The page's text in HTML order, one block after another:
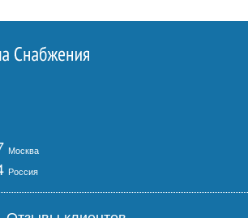
Москва
Россия